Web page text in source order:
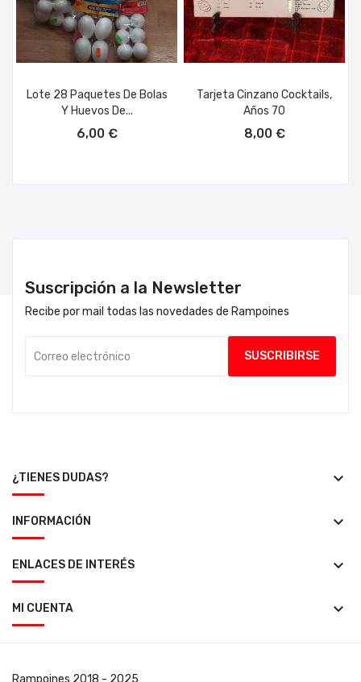
Lote 28 Paquetes De Bolas
Y Huevos De...
6,00 €
Tarjeta Cinzano Cocktails,
Años 70
8,00 €
Suscripción a la Newsletter
Recibe por mail todas las novedades de Rampoines
¿TIENES DUDAS? keyboard_arrow_down
INFORMACIÓN keyboard_arrow_down
ENLACES DE INTERÉS keyboard_arrow_down
MI CUENTA keyboard_arrow_down
Rampoines 2018 - 2025